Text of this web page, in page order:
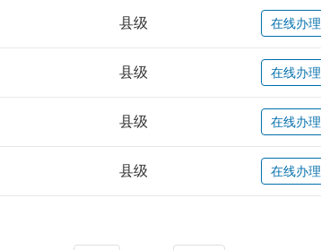
县级 在线办理
县级 在线办理
县级 在线办理
县级 在线办理